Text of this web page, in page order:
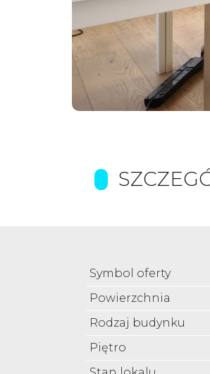
Symbol oferty
Powierzchnia
Rodzaj budynku
Piętro